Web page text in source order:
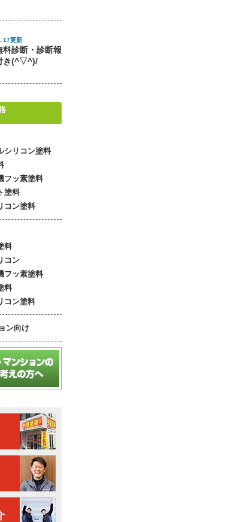
更新
料診断・診断報
き(^▽^)/
シリコン塗料
フッ素塗料
塗料
コン塗料
料
コン
フッ素塗料
料
コン塗料
ン向け